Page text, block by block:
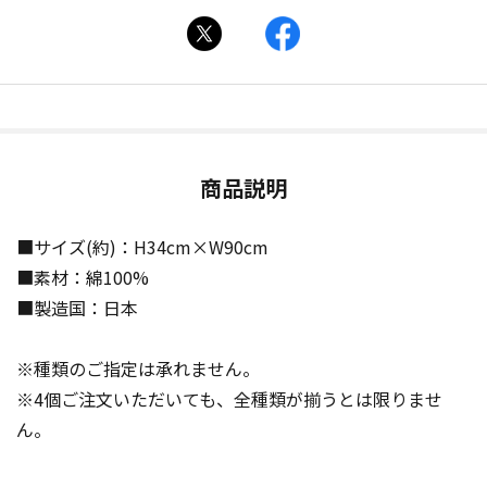
商品説明
■サイズ(約)：H34cm×W90cm
■素材：綿100%
■製造国：日本
※種類のご指定は承れません。
※4個ご注文いただいても、全種類が揃うとは限りませ
ん。